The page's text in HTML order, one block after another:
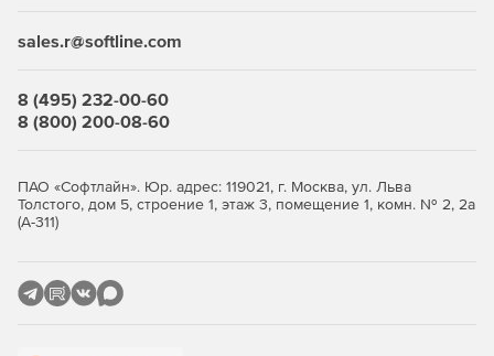
sales.r@softline.com
8 (495) 232-00-60
8 (800) 200-08-60
ПАО «Софтлайн». Юр. адрес: 119021, г. Москва, ул. Льва
Толстого, дом 5, строение 1, этаж 3, помещение 1, комн. № 2, 2а
(А-311)